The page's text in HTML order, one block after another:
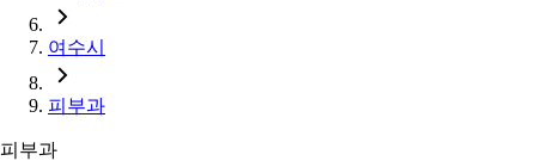
여수시
피부과
피부과